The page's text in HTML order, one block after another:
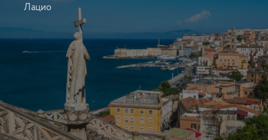
Лацио